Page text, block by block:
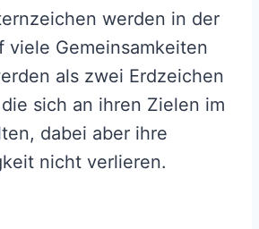
werden in der
viele Gemeinsamkeiten
als zwei Erdzeichen
sich an ihren Zielen im
dabei aber ihre
nicht verlieren.